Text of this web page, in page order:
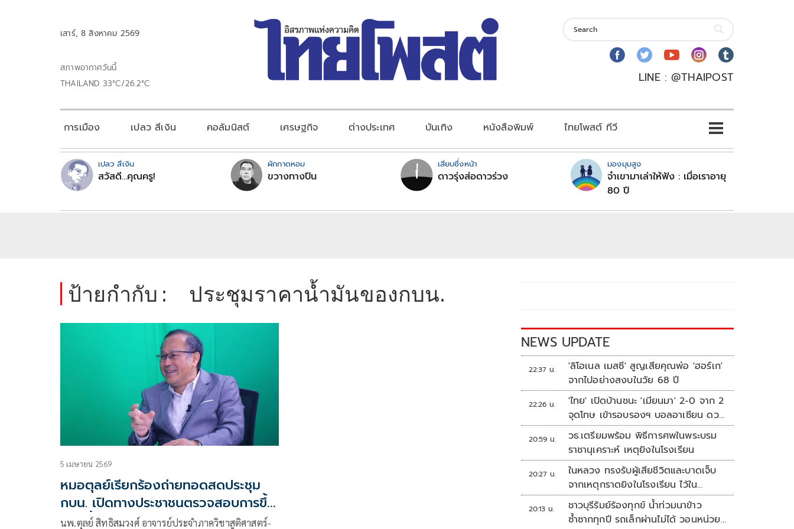
เสาร์, 8 สิงหาคม 2569
สภาพอากาศวันนี้
THAILAND 33°C/26.2°C
LINE : @THAIPOST
การเมือง เปลว สีเงิน คอลัมนิสต์ เศรษฐกิจ ต่างประเทศ บันเทิง หนังสือพิมพ์ ไทยโพสต์ ทีวี
เปลว สีเงิน
สวัสดี...คุณครู!
ผักกาดหอม
ขวางทางปืน
เสียบซึ่งหน้า
ดาวรุ่งส่อดาวร่วง
มองมุมสูง
จำเขามาเล่าให้ฟัง : เมื่อเราอายุ
80 ปี
ป้ายกำกับ : ประชุมราคาน้ำมันของกบน.
5 เมษายน 2569
หมอตุลย์เรียกร้องถ่ายทอดสดประชุม
กบน. เปิดทางประชาชนตรวจสอบการขึ้น
ราคาน้ำมัน
นพ.ตุลย์ สิทธิสมวงศ์ อาจารย์ประจำภาควิชาสูติศาสตร์-
NEWS UPDATE
22:37 น.
'ลิโอเนล เมสซี' สูญเสียคุณพ่อ 'ฮอร์เก'
จากไปอย่างสงบในวัย 68 ปี
22:26 น.
'ไทย' เปิดบ้านชนะ 'เมียนมา' 2-0 จาก 2
จุดโทษ เข้ารอบรองฯ บอลอาเซียน ดวล
'สิงคโปร์'
20:59 น.
วธ.เตรียมพร้อม พิธีการศพในพระบรม
ราชานุเคราะห์ เหตุยิงในโรงเรียน
20:27 น.
ในหลวง ทรงรับผู้เสียชีวิตและบาดเจ็บ
จากเหตุกราดยิงในโรงเรียน ไว้ใน
พระบรมราชานุเคราะห์
20:13 น.
ชาวบุรีรัมย์ร้องทุกข์ น้ำท่วมนาข้าว
ซ้ำซากทุกปี รถเล็กผ่านไม่ได้ วอนหน่วย